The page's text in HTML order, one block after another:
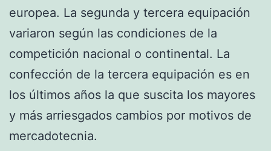
europea. La segunda y tercera equipación
variaron según las condiciones de la
competición nacional o continental. La
confección de la tercera equipación es en
los últimos años la que suscita los mayores
y más arriesgados cambios por motivos de
mercadotecnia.